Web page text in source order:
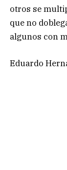
otros se
que no
algunos con
Eduardo